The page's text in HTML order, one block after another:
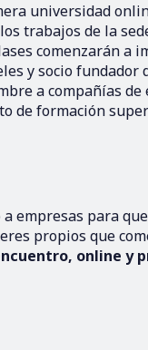
universidad
trabajos de la
comenzarán a
y socio fundador
a compañías de
de formación
empresas para
propios que
online y